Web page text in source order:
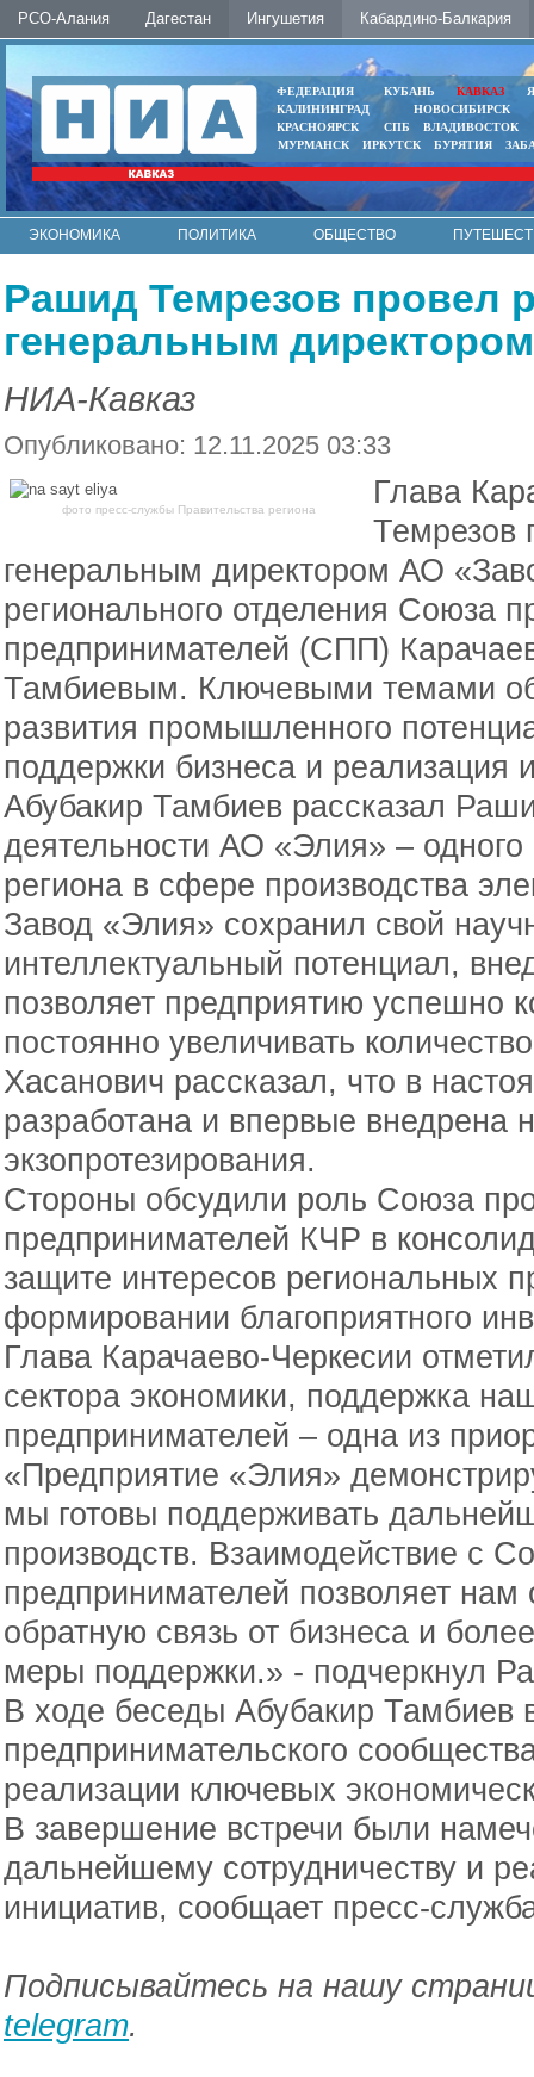
РСО-Алания Дагестан Ингушетия Кабардино-Балкария
ФЕДЕРАЦИЯ КУБАНЬ КАВКАЗ
КАЛИНИНГРАД
НОВОСИБИРСК
КРАСНОЯРСК
СПБ
ВЛАДИВОСТОК
МУРМАНСК
ИРКУТСК БУРЯТИЯ
ЭКОНОМИКА ПОЛИТИКА ОБЩЕСТВО
Рашид Темрезов провел
генеральным
НИА-Кавказ
Опубликовано: 12.11.2025 03:33
фото пресс-службы Правительства региона
Глава
Темрезов
генеральным директором АО
регионального отделения Союза
предпринимателей (СПП)
Тамбиевым. Ключевыми темами
развития промышленного
поддержки бизнеса и реализация
Абубакир Тамбиев рассказал
деятельности АО «Элия» –
региона в сфере производства
Завод «Элия» сохранил свой
интеллектуальный потенциал,
позволяет предприятию успешно
постоянно увеличивать
Хасанович рассказал, что в
разработана и впервые внедрена
экзопротезирования.
Стороны обсудили роль Союза
предпринимателей КЧР в
защите интересов региональных
формировании благоприятного
Глава Карачаево-Черкесии
сектора экономики, поддержка
предпринимателей – одна из
«Предприятие «Элия»
мы готовы поддерживать
производств. Взаимодействие с
предпринимателей позволяет нам
обратную связь от бизнеса и
меры поддержки.» - подчеркнул
В ходе беседы Абубакир Тамбиев
предпринимательского
реализации ключевых
В завершение встречи были
дальнейшему сотрудничеству и
инициатив, сообщает пресс-
Подписывайтесь на нашу
telegram.